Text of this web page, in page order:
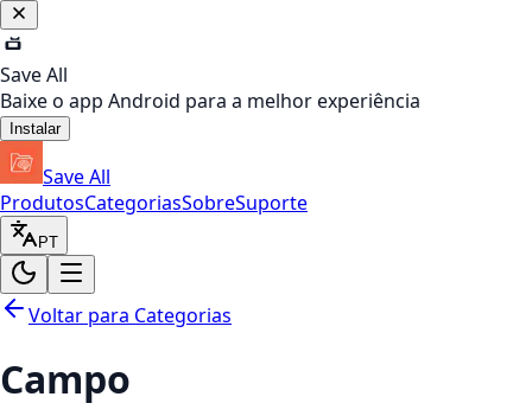
Save All
Baixe o app Android para a melhor experiência
Instalar
Save All
ProdutosCategoriasSobreSuporte
PT
Voltar para Categorias
Campo